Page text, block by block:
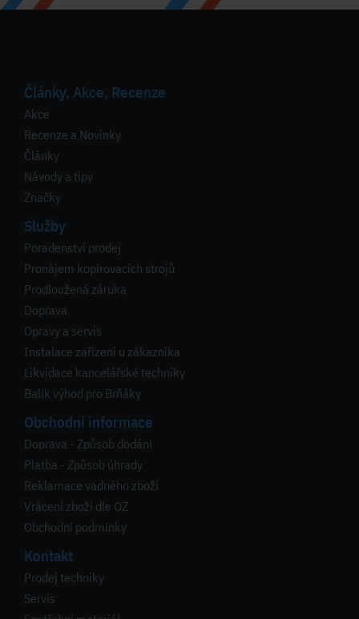
Články, Akce, Recenze
Akce
Recenze a Novinky
Články
Návody a tipy
Značky
Služby
Poradenství prodej
Pronájem kopírovacích strojů
Prodloužená záruka
Doprava
Opravy a servis
Instalace zařízení u zákazníka
Likvidace kancelářské techniky
Balík výhod pro Brňáky
Obchodní informace
Doprava - Způsob dodání
Platba - Způsob úhrady
Reklamace vadného zboží
Vrácení zboží dle OZ
Obchodní podmínky
Kontakt
Prodej techniky
Servis